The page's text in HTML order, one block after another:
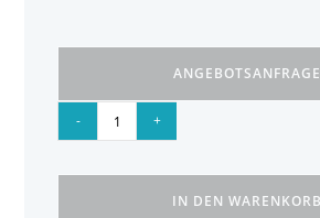
ANGEBOTSANFRAGE
- +
IN DEN WARENKORB